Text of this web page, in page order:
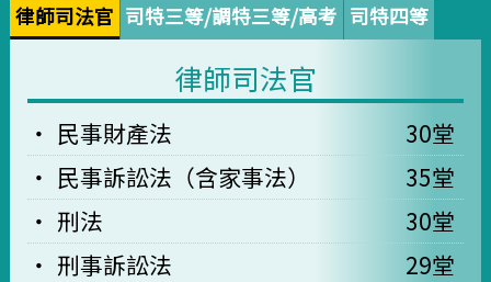
律師司法官 司特三等/調特三等/高考 司特四等
律師司法官
民事財產法
30堂
民事訴訟法（含家事法）
35堂
刑法
30堂
刑事訴訟法
29堂